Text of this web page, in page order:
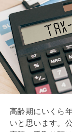
高齢期にいくら
いと思います。